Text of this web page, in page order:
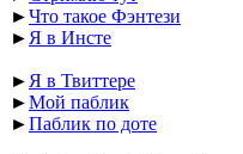
►Что такое Фэнтези
► Я в Инсте
► Я в Твиттере
►Мой паблик
►Паблик по доте